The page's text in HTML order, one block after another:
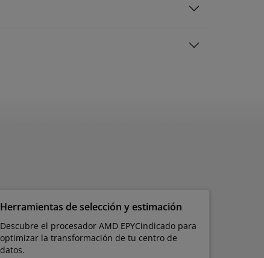
Herramientas de selección y estimación
Descubre el procesador AMD EPYC​indicado para
optimizar la transformación de tu centro de
datos.